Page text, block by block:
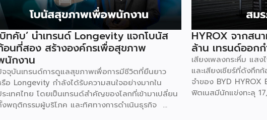
บิทคับ’ นำเทรนด์ Longevity แจกโบนัส
อนที่สอง สร้างองค์กรเพื่อสุขภาพ
นักงาน
จจุบันเทรนด์การดูแลสุขภาพเพื่อการมีชีวิตที่ยืนยาว
รือ Longevity กำลังได้รับความสนใจอย่างมากใน
ะเทศไทย โดยเป็นเทรนด์สำคัญของโลกที่เข้ามาเปลี่ยน
งพฤติกรรมผู้บริโภค และทิศทางการดำเนินธุรกิจ
HYROX จากสน
ล้าน เทรนด์ออก
เสียงเพลงกระหึ่ม แสง
และเสียงเชียร์ที่ดังกึก
จำของ BYD
ฟิตเนสมีนักแข่งทะลุ